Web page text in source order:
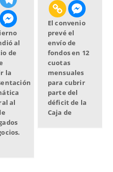
al
de
la
al
El convenio
prevé el
envío de
fondos en 12
cuotas
mensuales
para cubrir
parte del
déficit de la
Caja de